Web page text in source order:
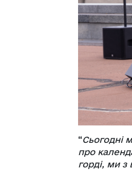
“Сьогодні
про
горді, ми